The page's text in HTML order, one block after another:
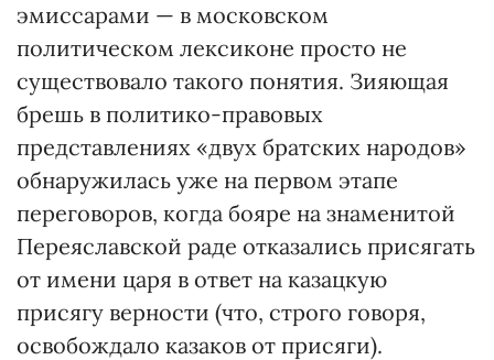
эмиссарами — в московском
политическом лексиконе просто не
существовало такого понятия. Зияющая
брешь в политико-правовых
представлениях «двух братских народов»
обнаружилась уже на первом этапе
переговоров, когда бояре на знаменитой
Переяславской раде отказались присягать
от имени царя в ответ на казацкую
присягу верности (что, строго говоря,
освобождало казаков от присяги).